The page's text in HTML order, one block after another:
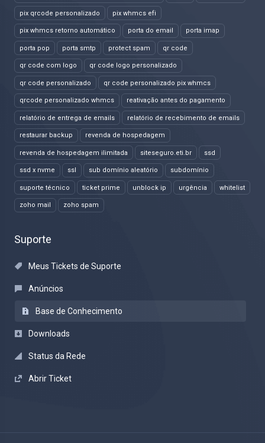
pix qrcode personalizado pix whmcs efi
pix whmcs retorno automático porta do email porta imap
porta pop porta smtp protect spam qr code
qr code com logo qr code logo personalizado
qr code personalizado qr code personalizado pix whmcs
qrcode personalizado whmcs reativação antes do pagamento
relatório de entrega de emails relatório de recebimento de emails
restaurar backup revenda de hospedagem
revenda de hospedagem ilimitada siteseguro.eti.br ssd
ssd x nvme ssl sub domínio aleatório subdomínio
suporte técnico ticket prime unblock ip urgência whitelist
zoho mail zoho spam
Suporte
Meus Tickets de Suporte
Anúncios
Base de Conhecimento
Downloads
Status da Rede
Abrir Ticket